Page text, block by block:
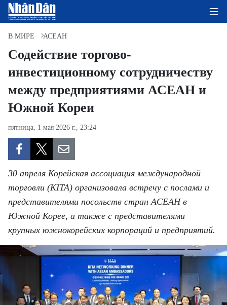
ГЛАВНАЯ СТРАНИЦА
ПОЛИТИКА
КУЛЬТУРА
ДОБРО ПОЖАЛОВАТЬ ВО
ВЬЕТНАМ
МОСТ ДРУЖБЫ
В МИРЕ
ВСТРЕЧИ - ДИАЛОГИ
В МИРЕ АСЕАН
Содействие торгово-
инвестиционному сотрудничеству
между предприятиями АСЕАН и
Южной Кореи
пятница, 1 мая 2026 г., 23:24
30 апреля Корейская ассоциация международной
торговли (KITA) организовала встречу с послами и
представителями посольств стран АСЕАН в
Южной Корее, а также с представителями
крупных южнокорейских корпораций и предприятий.